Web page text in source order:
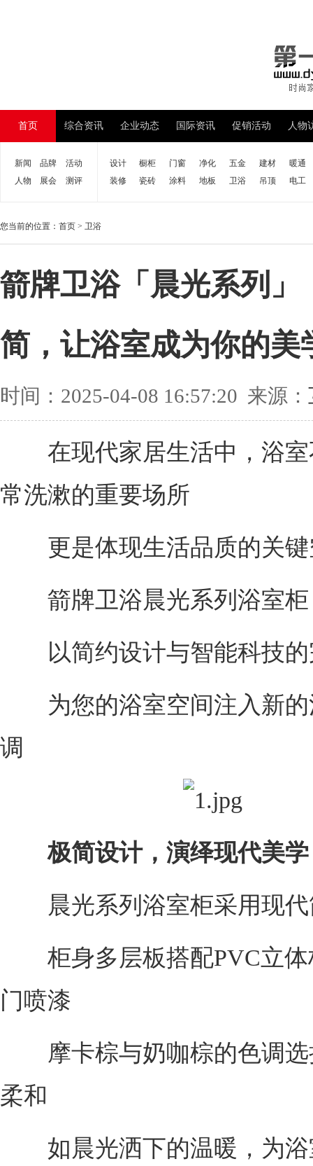
首页 综合资讯 企业动态 国际资讯 促销活动 人物
新闻 品牌
活动
人物
展会 测评
设计 橱柜 门窗 净化 五金 建材
暖通
装修
瓷砖 涂料 地板 卫浴 吊顶 电工
您当前的位置： 首页 > 卫浴
箭牌卫浴「晨光系列」
简，让浴室成为你的美
时间：2025-04-08 16:57:20 来源：
在现代家居生活中，浴室
常洗漱的重要场所
更是体现生活品质的关键
箭牌卫浴晨光系列浴室柜
以简约设计与智能科技的
为您的浴室空间注入新的
调
极简设计，演绎现代美学
晨光系列浴室柜采用现代
柜身多层板搭配PVC立体
门喷漆
摩卡棕与奶咖棕的色调选
柔和
如晨光洒下的温暖，为浴